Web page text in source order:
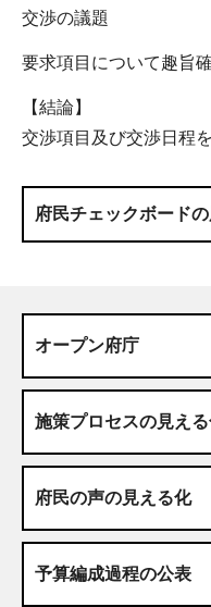
交渉の議題
要求項目について趣旨
【結論】
交渉項目及び交渉日程
府民チェックボード
オープン府庁
施策プロセスの見え
府民の声の見える化
予算編成過程の公表